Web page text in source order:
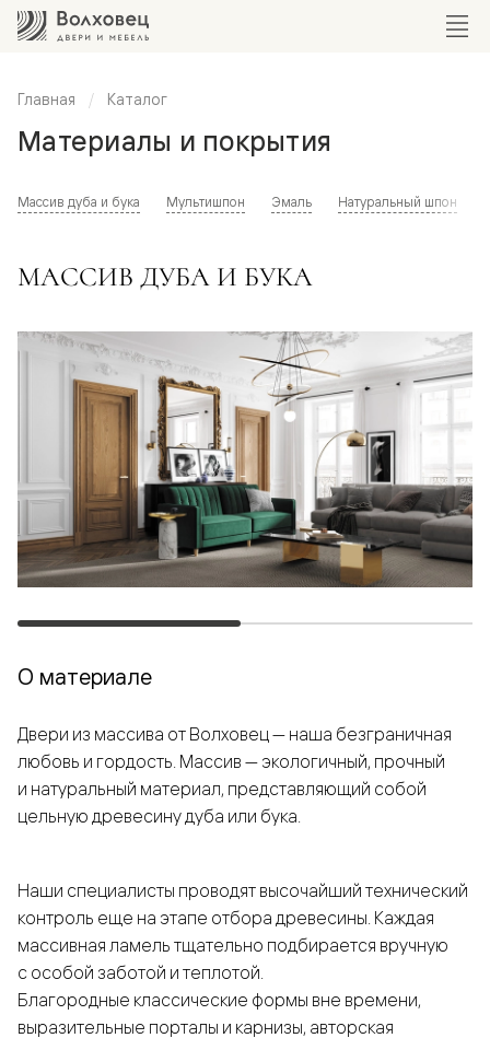
Главная Каталог
Материалы и покрытия
Массив дуба и бука Мультишпон Эмаль Натуральный шпон
МАССИВ ДУБА И БУКА
О материале
Двери из массива от Волховец — наша безграничная
любовь и гордость. Массив — экологичный, прочный
и натуральный материал, представляющий собой
цельную древесину дуба или бука.
Наши специалисты проводят высочайший технический
контроль еще на этапе отбора древесины. Каждая
массивная ламель тщательно подбирается вручную
с особой заботой и теплотой.
Благородные классические формы вне времени,
выразительные порталы и карнизы, авторская